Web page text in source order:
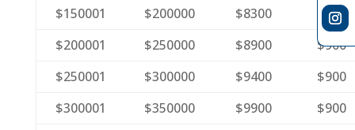
$150001
$200000 $8300
$0
$200001
$250000 $8900
$900
$250001
$300000 $9400
$900
$300001
$350000 $9900
$900